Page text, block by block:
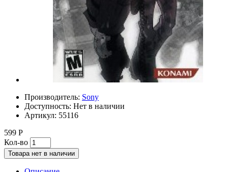
Производитель: Sony
Доступность: Нет в наличии
Артикул: 55116
599 Р
Кол-во
Товара нет в наличии